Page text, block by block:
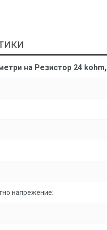
на Резистор 24
напрежение: